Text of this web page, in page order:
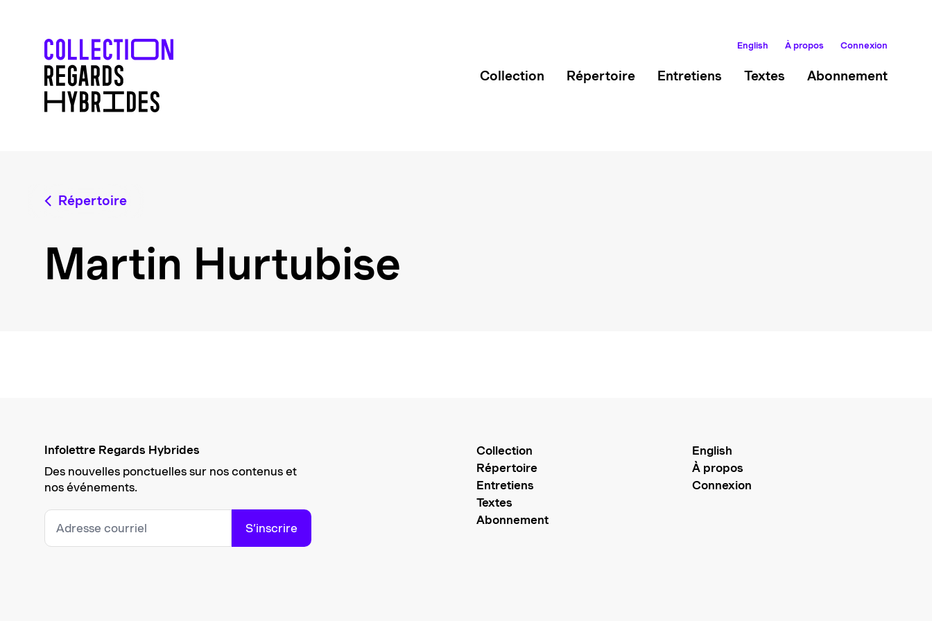
English À propos Connexion
Collection Répertoire Entretiens Textes Abonnement
Répertoire
Martin Hurtubise
Infolettre Regards Hybrides
Des nouvelles ponctuelles sur nos contenus et
nos événements.
S’inscrire
Collection
Répertoire
Entretiens
Textes
Abonnement
English
À propos
Connexion